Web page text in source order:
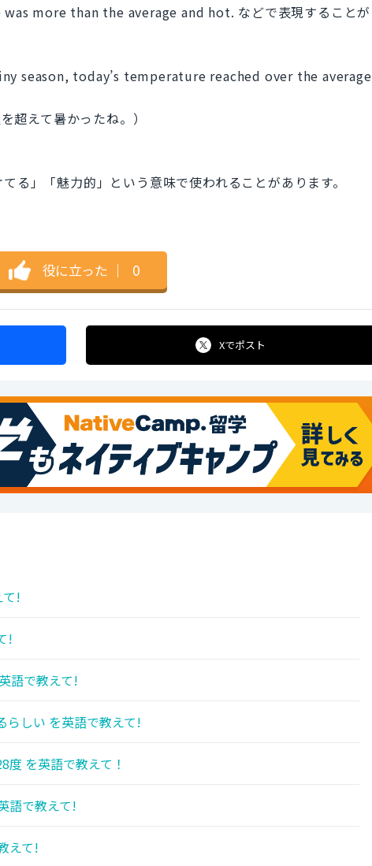
more than the average and hot. などで表現することが
season, today’s temperature reached over the average
超えて暑かったね。）
」「魅力的」という意味で使われることがあります。
役に立った ｜ 0
Xでポスト
て!
!
語で教えて!
らしい を英語で教えて!
を英語で教えて！
語で教えて!
えて!